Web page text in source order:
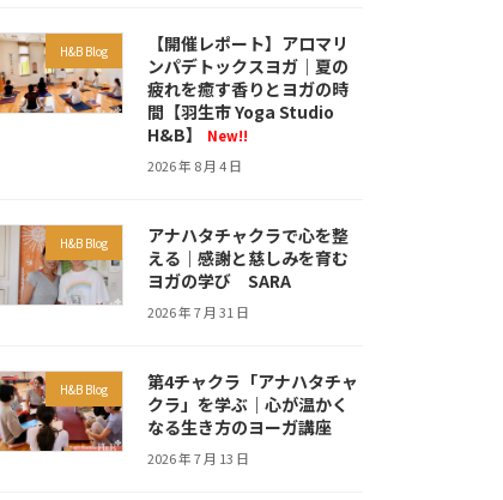
H&B Blog
【開催レポート】アロマリ
ンパデトックスヨガ｜夏の
疲れを癒す香りとヨガの時
間【羽生市 Yoga Studio
H&B】
New!!
2026 年 8 月 4 日
H&B Blog
アナハタチャクラで心を整
える｜感謝と慈しみを育む
ヨガの学び SARA
2026 年 7 月 31 日
H&B Blog
第4チャクラ「アナハタチャ
クラ」を学ぶ｜心が温かく
なる生き方のヨーガ講座
2026 年 7 月 13 日